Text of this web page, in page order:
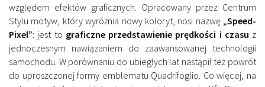
względem efektów graficznych. Opracowany przez Centrum
Stylu motyw, który wyróżnia nowy koloryt, nosi nazwę „Speed-
Pixel”: jest to graficzne przedstawienie prędkości i czasu z
jednoczesnym nawiązaniem do zaawansowanej technologii
samochodu. W porównaniu do ubiegłych lat nastąpił też powrót
do uproszczonej formy emblematu Quadrifoglio. Co więcej, na